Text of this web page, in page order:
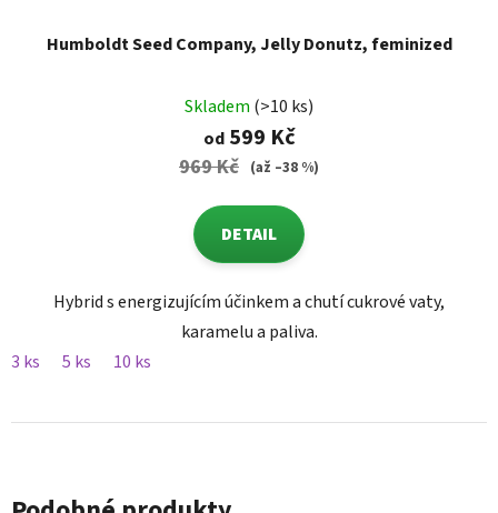
Humboldt Seed Company, Jelly Donutz, feminized
Skladem (>10 ks)
od599 Kč
969 Kč (až –38 %)
DETAIL
Hybrid s energizujícím účinkem a chutí cukrové vaty,
karamelu a paliva.
3 ks
5 ks 10 ks